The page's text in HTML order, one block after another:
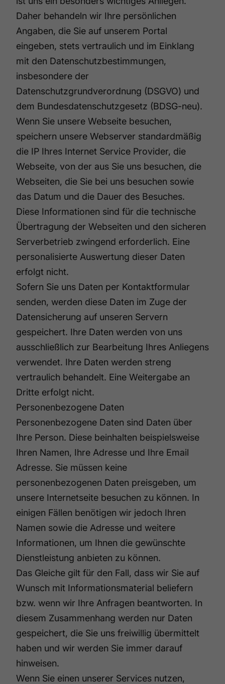
Daher behandeln wir Ihre persönlichen
Angaben, die Sie auf unserem Portal
eingeben, stets vertraulich und im Einklang
mit den Datenschutzbestimmungen,
insbesondere der
Datenschutzgrundverordnung (DSGVO) und
dem Bundesdatenschutzgesetz (BDSG-neu).
Wenn Sie unsere Webseite besuchen,
speichern unsere Webserver standardmäßig
die IP Ihres Internet Service Provider, die
Webseite, von der aus Sie uns besuchen, die
Webseiten, die Sie bei uns besuchen sowie
das Datum und die Dauer des Besuches.
Diese Informationen sind für die technische
Übertragung der Webseiten und den sicheren
Serverbetrieb zwingend erforderlich. Eine
personalisierte Auswertung dieser Daten
erfolgt nicht.
Sofern Sie uns Daten per Kontaktformular
senden, werden diese Daten im Zuge der
Datensicherung auf unseren Servern
gespeichert. Ihre Daten werden von uns
ausschließlich zur Bearbeitung Ihres Anliegens
verwendet. Ihre Daten werden streng
vertraulich behandelt. Eine Weitergabe an
Dritte erfolgt nicht.
Personenbezogene Daten
Personenbezogene Daten sind Daten über
Ihre Person. Diese beinhalten beispielsweise
Ihren Namen, Ihre Adresse und Ihre Email
Adresse. Sie müssen keine
personenbezogenen Daten preisgeben, um
unsere Internetseite besuchen zu können. In
einigen Fällen benötigen wir jedoch Ihren
Namen sowie die Adresse und weitere
Informationen, um Ihnen die gewünschte
Dienstleistung anbieten zu können.
Das Gleiche gilt für den Fall, dass wir Sie auf
Wunsch mit Informationsmaterial beliefern
bzw. wenn wir Ihre Anfragen beantworten. In
diesem Zusammenhang werden nur Daten
gespeichert, die Sie uns freiwillig übermittelt
haben und wir werden Sie immer darauf
hinweisen.
Wenn Sie einen unserer Services nutzen,